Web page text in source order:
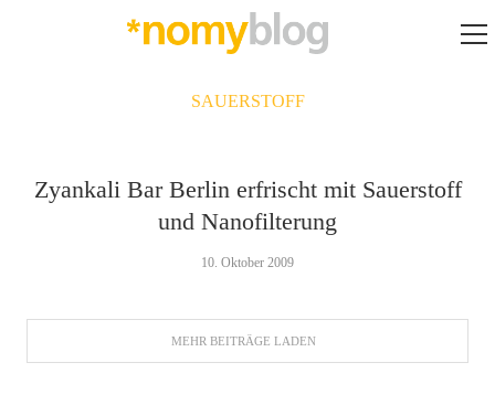
SAUERSTOFF
Zyankali Bar Berlin erfrischt mit Sauerstoff
und Nanofilterung
10. Oktober 2009
MEHR BEITRÄGE LADEN